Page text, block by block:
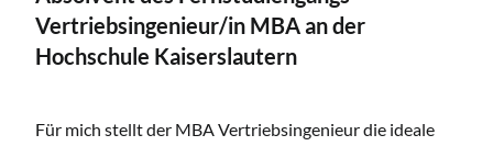
Vertriebsingenieur/in MBA an der
Hochschule Kaiserslautern
Für mich stellt der MBA Vertriebsingenieur die ideale